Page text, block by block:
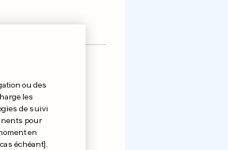
ou des
les
de suivi
pour
en
échéant].